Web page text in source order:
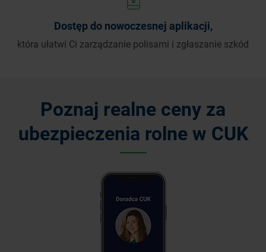
Dostęp do nowoczesnej aplikacji,
która ułatwi Ci zarządzanie polisami i zgłaszanie szkód
Poznaj realne ceny za
ubezpieczenia rolne w CUK